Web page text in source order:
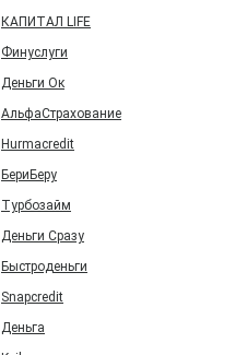
КАПИТАЛ LIFE
Финуслуги
Деньги Ок
АльфаСтрахование
Hurmacredit
БериБеру
Турбозайм
Деньги Сразу
Быстроденьги
Snapcredit
Деньга